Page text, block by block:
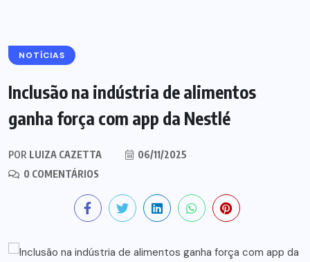
NOTÍCIAS
Inclusão na indústria de alimentos
ganha força com app da Nestlé
POR LUIZA CAZETTA
06/11/2025
0 COMENTÁRIOS